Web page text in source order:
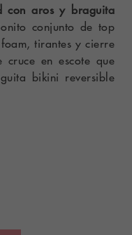
con aros y braguita
conjunto de top
tirantes y cierre
en escote que
bikini reversible